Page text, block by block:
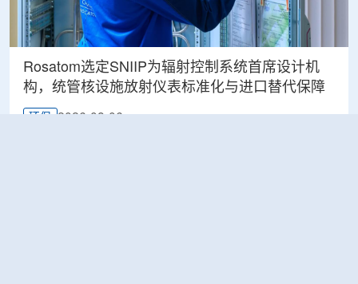
Rosatom选定SNIIP为辐射控制系统首席设计机
构，统管核设施放射仪表标准化与进口替代保障
环保 2026-08-06